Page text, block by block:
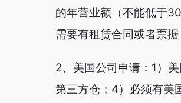
的年营业额（不能低于
需要有租赁合同或者票
2、美国公司申请：1）
第三方仓；4）必须有美